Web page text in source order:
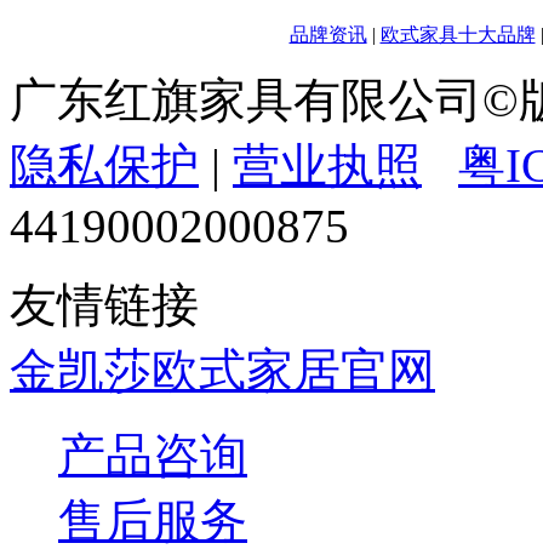
品牌资讯 | 欧式家具十大品牌 |
广东红旗家具有限公司
隐私保护 | 营业执照
粤
44190002000875
友情链接
金凯莎欧式家居官网
产品咨询
售后服务